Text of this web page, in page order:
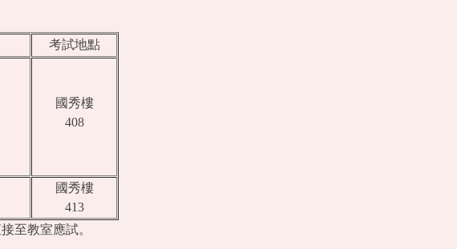
考試地點
國秀樓
408
國秀樓
413
至教室應試。